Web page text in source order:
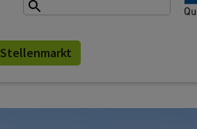
Suchen
Stellenmarkt